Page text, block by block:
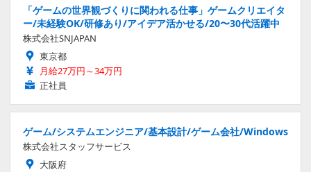
「ゲームの世界観づくりに関われる仕事」ゲームクリエイタ
ー/未経験OK/研修あり/アイデア活かせる/20〜30代活躍中
株式会社SNJAPAN
東京都
月給27万円～34万円
正社員
ゲーム/システムエンジニア/基本設計/ゲーム会社/Windows
株式会社スタッフサービス
大阪府